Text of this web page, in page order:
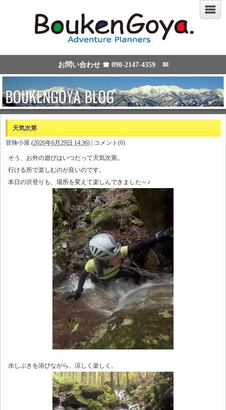
お問い合わせ ☎ 090-2147-4359 ✉
天気次第
冒険小屋 (2026年6月29日 14:36) | コメント(0)
そう、お外の遊びはいつだって天気次第。
行ける所で楽しむのが良いのです。
本日の沢登りも、場所を変えて楽しんできました～♪
水しぶきを浴びながら、涼しく楽しく。